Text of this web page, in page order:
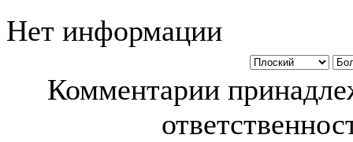
Нет информации
Комментарии